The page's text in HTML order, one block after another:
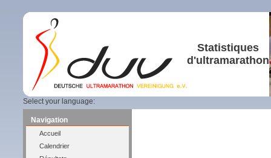
Statistiques
d'ultramarathon
Select your language:
Navigation
Accueil
Calendrier